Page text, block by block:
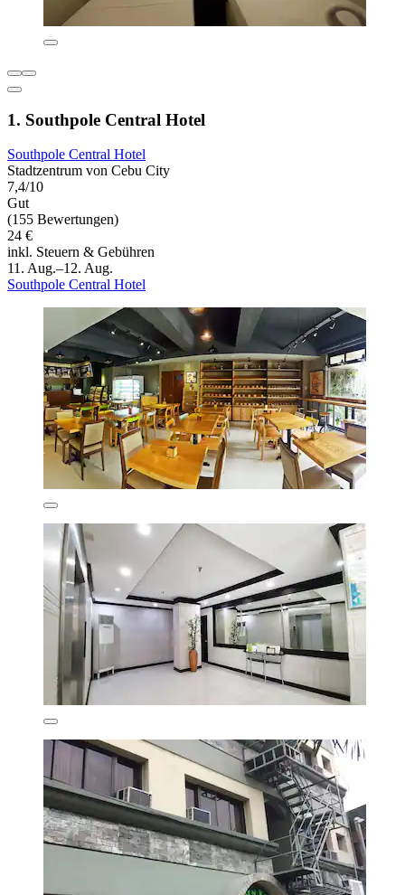
1. Southpole Central Hotel
Southpole Central Hotel
Stadtzentrum von Cebu City
7,4/10
Gut
(155 Bewertungen)
24 €
inkl. Steuern & Gebühren
11. Aug.–12. Aug.
Southpole Central Hotel